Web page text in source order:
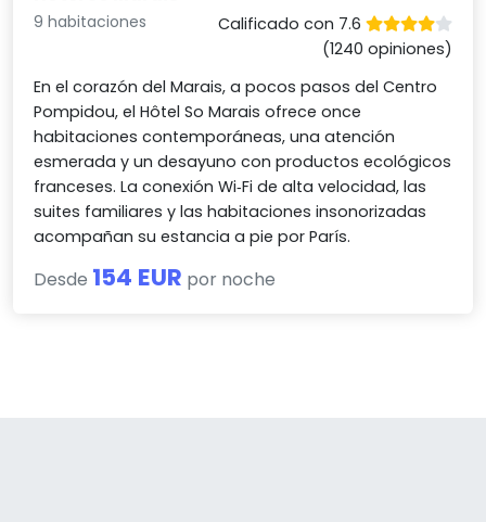
9 habitaciones
Calificado con 7.6
(1240 opiniones)
En el corazón del Marais, a pocos pasos del Centro
Pompidou, el Hôtel So Marais ofrece once
habitaciones contemporáneas, una atención
esmerada y un desayuno con productos ecológicos
franceses. La conexión Wi‑Fi de alta velocidad, las
suites familiares y las habitaciones insonorizadas
acompañan su estancia a pie por París.
Desde 154 EUR por noche